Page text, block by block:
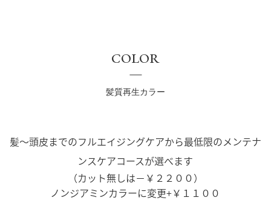
COLOR
髪質再生カラー
髪～頭皮までのフルエイジングケアから最低限のメンテナ
ンスケアコースが選べます
（カット無しは－￥２２００）
ノンジアミンカラーに変更+￥１１００